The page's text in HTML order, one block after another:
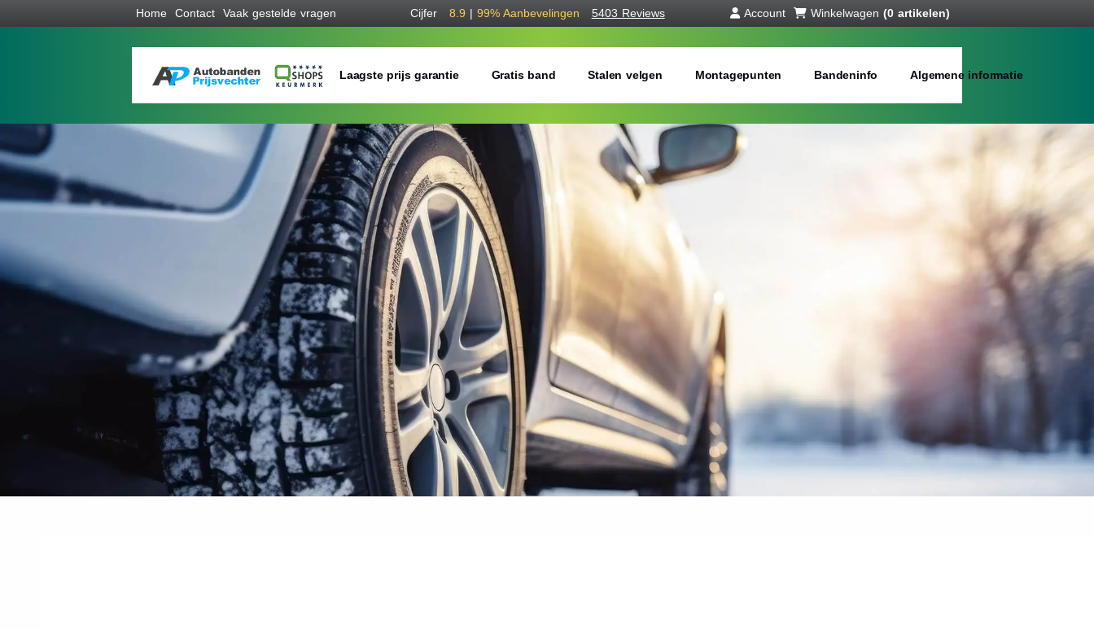
Home Contact Vaak gestelde vragen Cijfer 8.9 | 99% Aanbevelingen 5403 Reviews Account Winkelwagen (0 artikelen)
Laagste prijs garantie Gratis band Stalen velgen Montagepunten Bandeninfo Algemene informatie
Bestel voordelig winterbanden
Seizoen:
Breedte: Hoogte:
Waar vind ik de maat van mijn banden
Help mij met bestellen